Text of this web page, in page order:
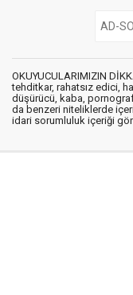
OKUYUCULARIMIZIN
tehditkar, rahatsız edici,
düşürücü, kaba,
da benzeri niteliklerde
idari sorumluluk içeriği